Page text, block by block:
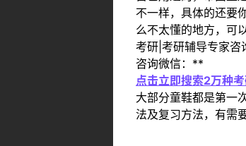
不一样，具体的还要
么不太懂的地方，可
考研|考研辅导专家
咨询微信：**
点击立即搜索2万种考
大部分童鞋都是第一
法及复习方法，有需